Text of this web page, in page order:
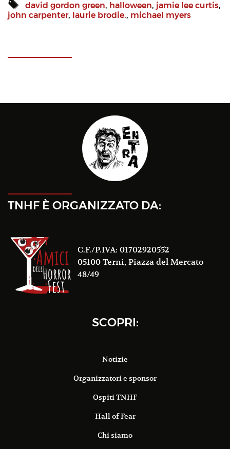
david gordon green, halloween, jamie lee curtis,
john carpenter, laurie brodie., michael myers
TNHF È ORGANIZZATO DA:
C.F./P.IVA: 01702920552
05100 Terni, Piazza del Mercato
48/49
SCOPRI:
Notizie
Organizzatori e sponsor
Ospiti TNHF
Hall of Fear
Chi siamo